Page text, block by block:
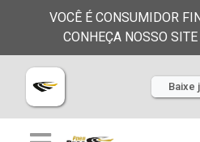
VOCÊ É CONSUMIDOR
CONHEÇA NOSSO
Baixe